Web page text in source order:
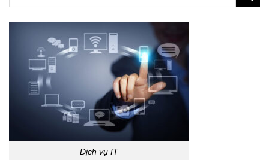
Dịch vụ IT